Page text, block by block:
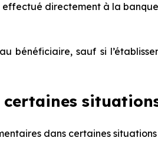
directement à la
bénéficiaire, sauf si
certaines
dans certaines